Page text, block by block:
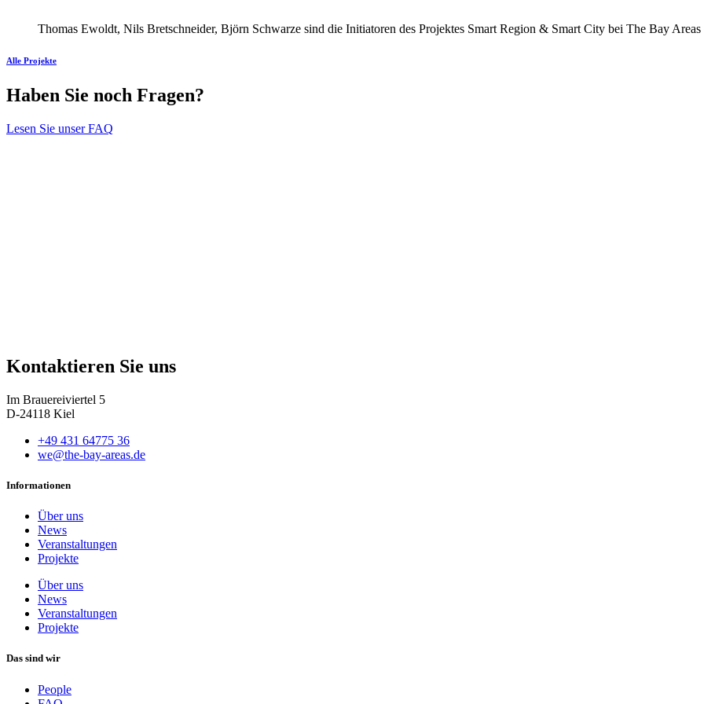
Thomas Ewoldt, Nils Bretschneider, Björn Schwarze sind die Initiatoren des Projektes Smart Region & Smart City bei The Bay Areas
Alle Projekte
Haben Sie noch Fragen?
Lesen Sie unser FAQ
Kontaktieren Sie uns
Im Brauereiviertel 5
D-24118 Kiel
+49 431 64775 36
we@the-bay-areas.de
Informationen
Über uns
News
Veranstaltungen
Projekte
Über uns
News
Veranstaltungen
Projekte
Das sind wir
People